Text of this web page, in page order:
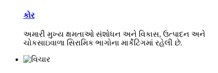
કોર
અમારી મુખ્ય ક્ષમતાઓ સંશોધન અને વિકાસ, ઉત્પાદન અને
ચોકસાઇવાળા સિરામિક ભાગોના માર્કેટિંગમાં રહેલી છે.